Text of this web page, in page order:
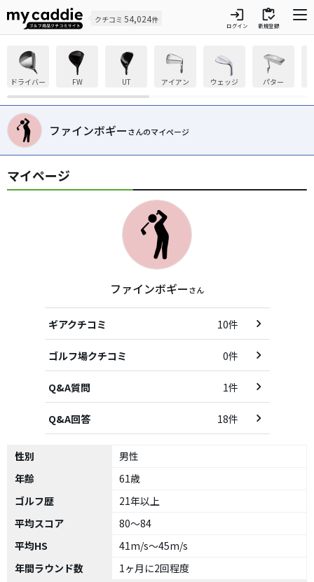
クチコミ 54,024件 login
ログイン
inventory
新規登録
ドライバー FW UT アイアン ウェッジ パター
ファインボギーさんのマイページ
マイページ
ファインボギーさん
ギアクチコミ 10件
ゴルフ場クチコミ 0件
Q&A質問 1件
Q&A回答 18件
性別
男性
年齢
61歳
ゴルフ歴
21年以上
平均スコア
80～84
平均HS
41m/s～45m/s
年間ラウンド数
1ヶ月に2回程度